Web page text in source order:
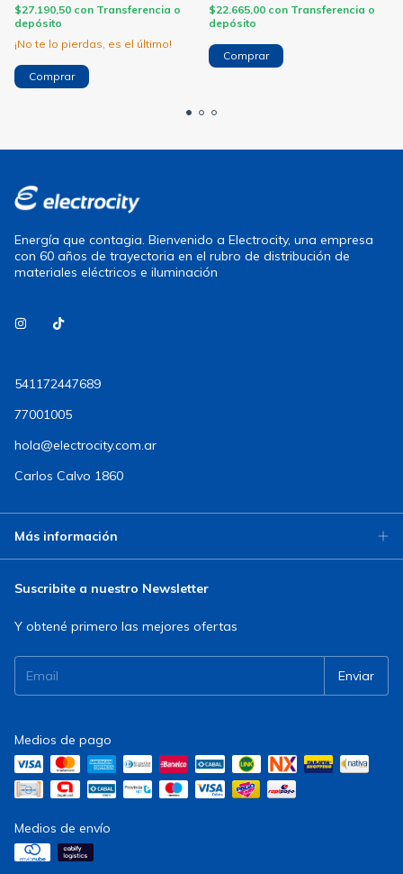
$27.190,50 con Transferencia o
depósito
¡No te lo pierdas, es el último!
Comprar
$22.665,00 con Transferencia o
depósito
Comprar
Energía que contagia. Bienvenido a Electrocity, una empresa
con 60 años de trayectoria en el rubro de distribución de
materiales eléctricos e iluminación
541172447689
77001005
hola@electrocity.com.ar
Carlos Calvo 1860
Más información
Suscribite a nuestro Newsletter
Y obtené primero las mejores ofertas
Medios de pago
Medios de envío